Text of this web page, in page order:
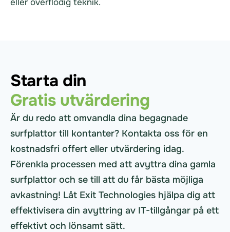
eller överflödig teknik.
Starta din
Gratis utvärdering
Är du redo att omvandla dina begagnade
surfplattor till kontanter? Kontakta oss för en
kostnadsfri offert eller utvärdering idag.
Förenkla processen med att avyttra dina gamla
surfplattor och se till att du får bästa möjliga
avkastning! Låt Exit Technologies hjälpa dig att
effektivisera din avyttring av IT-tillgångar på ett
effektivt och lönsamt sätt.